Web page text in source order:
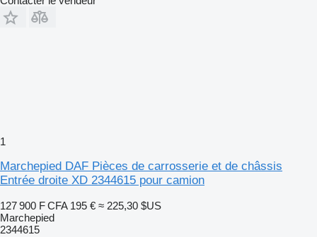
1
Marchepied DAF Pièces de carrosserie et de châssis
Entrée droite XD 2344615 pour camion
127 900 F CFA 195 € ≈ 225,30 $US
Marchepied
2344615